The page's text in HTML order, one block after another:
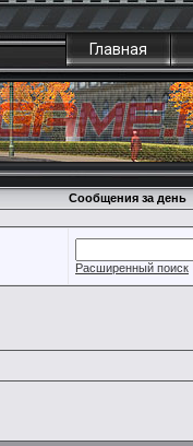
Главная
Сообщения за день
Расширенный поиск